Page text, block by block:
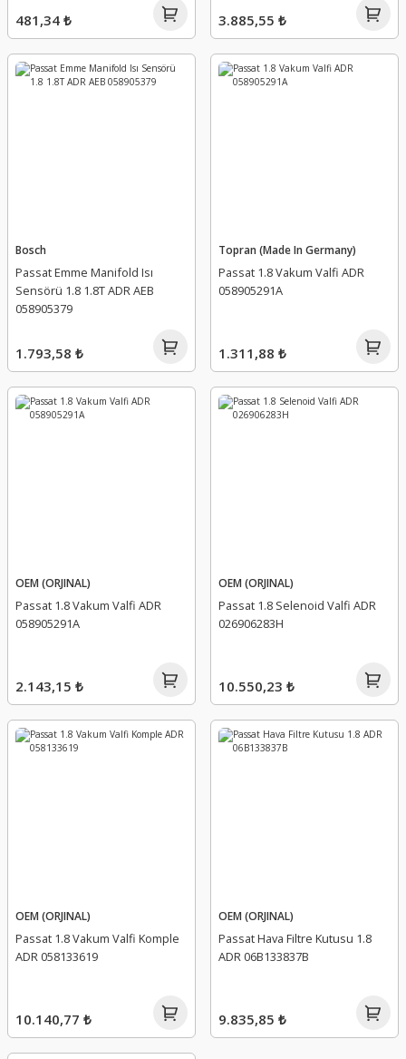
481,34 ₺ 3.885,55 ₺
Bosch
Passat Emme Manifold Isı
Sensörü 1.8 1.8T ADR AEB
058905379
1.793,58 ₺
Topran (Made In Germany)
Passat 1.8 Vakum Valfi ADR
058905291A
1.311,88 ₺
OEM (ORJINAL)
Passat 1.8 Vakum Valfi ADR
058905291A
2.143,15 ₺
OEM (ORJINAL)
Passat 1.8 Selenoid Valfi ADR
026906283H
10.550,23 ₺
OEM (ORJINAL)
Passat 1.8 Vakum Valfi Komple
ADR 058133619
10.140,77 ₺
OEM (ORJINAL)
Passat Hava Filtre Kutusu 1.8
ADR 06B133837B
9.835,85 ₺